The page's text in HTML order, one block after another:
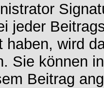
jeder
haben, wird
Sie können
Beitrag